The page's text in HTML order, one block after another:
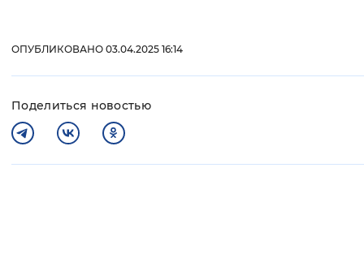
ОПУБЛИКОВАНО 03.04.2025 16:14
Поделиться новостью